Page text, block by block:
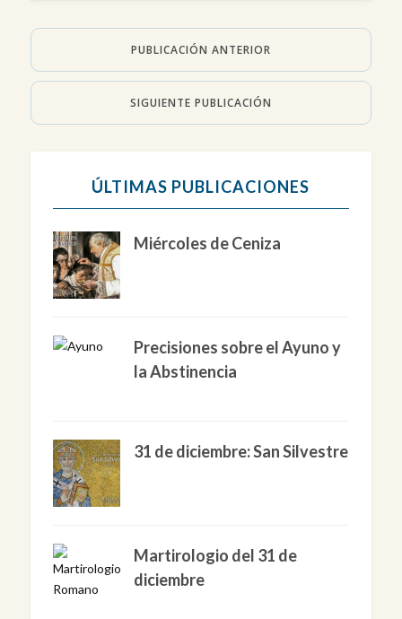
PUBLICACIÓN ANTERIOR
SIGUIENTE PUBLICACIÓN
ÚLTIMAS PUBLICACIONES
Miércoles de Ceniza
Precisiones sobre el Ayuno y
la Abstinencia
31 de diciembre: San Silvestre
Martirologio del 31 de
diciembre